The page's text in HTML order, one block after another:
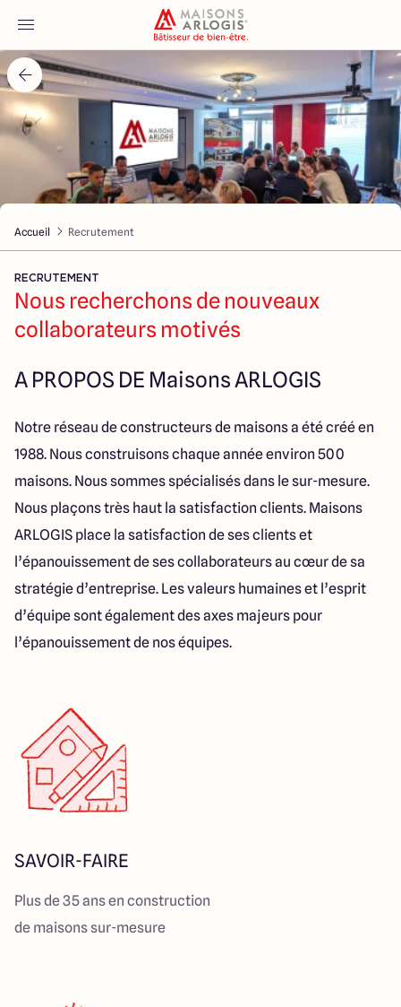
Accueil
Nos maisons
Nos annonces
Votre projet
Qui sommes-nous
Maisons ARLOGIS Saumur
49400 saumur
Accueil Recrutement
RECRUTEMENT
Nous recherchons de nouveaux
collaborateurs motivés
A PROPOS DE Maisons ARLOGIS
Notre réseau de constructeurs de maisons a été créé en
1988. Nous construisons chaque année environ 500
maisons. Nous sommes spécialisés dans le sur-mesure.
Nous plaçons très haut la satisfaction clients. Maisons
ARLOGIS place la satisfaction de ses clients et
l’épanouissement de ses collaborateurs au cœur de sa
stratégie d’entreprise. Les valeurs humaines et l’esprit
d’équipe sont également des axes majeurs pour
l’épanouissement de nos équipes.
SAVOIR-FAIRE
Plus de 35 ans en construction
de maisons sur-mesure